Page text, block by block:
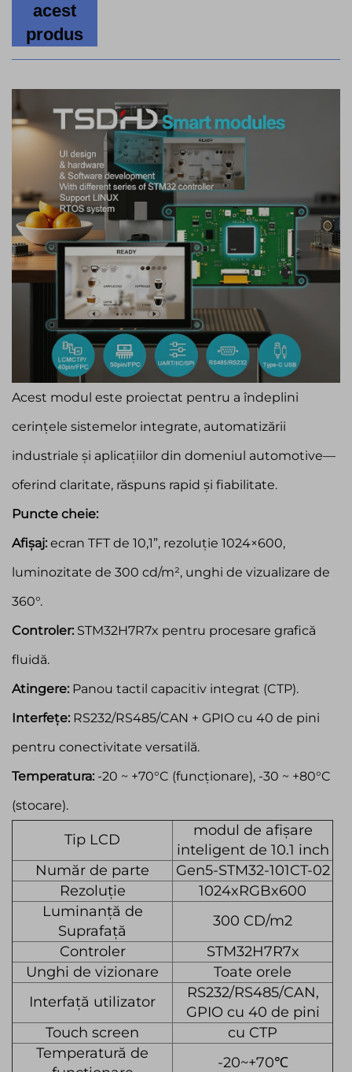
acest
produs
Acest modul este proiectat pentru a îndeplini
cerințele sistemelor integrate, automatizării
industriale și aplicațiilor din domeniul automotive—
oferind claritate, răspuns rapid și fiabilitate.
Puncte cheie:
Afișaj: ecran TFT de 10,1”, rezoluție 1024×600,
luminozitate de 300 cd/m², unghi de vizualizare de
360°.
Controler: STM32H7R7x pentru procesare grafică
fluidă.
Atingere: Panou tactil capacitiv integrat (CTP).
Interfețe: RS232/RS485/CAN + GPIO cu 40 de pini
pentru conectivitate versatilă.
Temperatura: -20 ~ +70°C (funcționare), -30 ~ +80°C
(stocare).
Tip LCD
modul de afișare
inteligent de 10.1 inch
Număr de parte
Gen5-STM32-101CT-02
Rezoluție
1024xRGBx600
Luminanță de
Suprafață
300 CD/m2
Controler
STM32H7R7x
Unghi de vizionare
Toate orele
Interfață utilizator
RS232/RS485/CAN,
GPIO cu 40 de pini
Touch screen
cu CTP
Temperatură de
-20~+70℃